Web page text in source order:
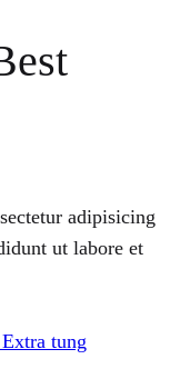
adipisicing
ut labore et